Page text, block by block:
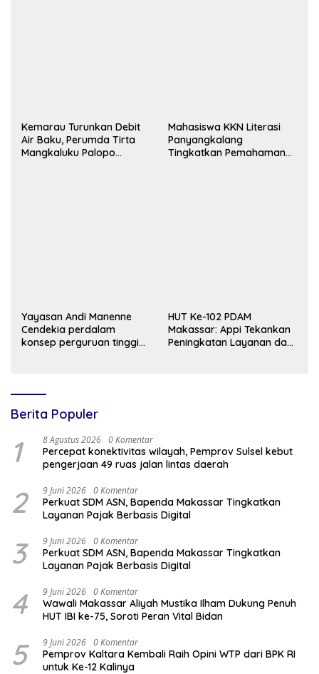
Kemarau Turunkan Debit
Air Baku, Perumda Tirta
Mangkaluku Palopo
Mahasiswa KKN Literasi
Panyangkalang
Tingkatkan Pemahaman
Yayasan Andi Manenne
Cendekia perdalam
konsep perguruan tinggi
HUT Ke-102 PDAM
Makassar: Appi Tekankan
Peningkatan Layanan dan
Berita Populer
1 8 Agustus 2026 0 Komentar
Percepat konektivitas wilayah, Pemprov Sulsel kebut
pengerjaan 49 ruas jalan lintas daerah
2 9 Juni 2026 0 Komentar
Perkuat SDM ASN, Bapenda Makassar Tingkatkan
Layanan Pajak Berbasis Digital
3 9 Juni 2026 0 Komentar
Perkuat SDM ASN, Bapenda Makassar Tingkatkan
Layanan Pajak Berbasis Digital
4 9 Juni 2026 0 Komentar
Wawali Makassar Aliyah Mustika Ilham Dukung Penuh
HUT IBI ke-75, Soroti Peran Vital Bidan
5 9 Juni 2026 0 Komentar
Pemprov Kaltara Kembali Raih Opini WTP dari BPK RI
untuk Ke-12 Kalinya